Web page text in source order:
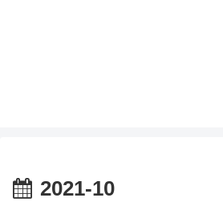
2021-10